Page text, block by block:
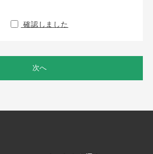
確認しました
次へ